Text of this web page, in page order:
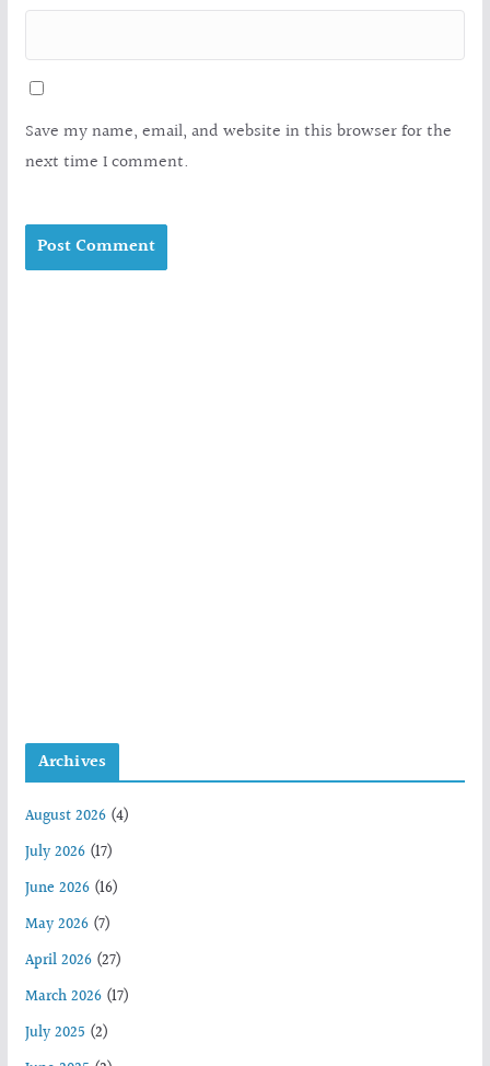
Save my name, email, and website in this browser for the
next time I comment.
Archives
August 2026(4)
July 2026(17)
June 2026(16)
May 2026(7)
April 2026(27)
March 2026(17)
July 2025 (2)